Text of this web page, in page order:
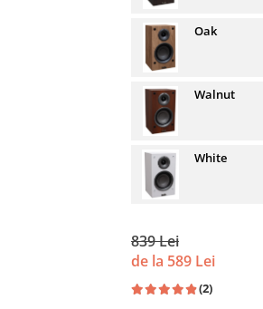
Oak
Walnut
White
839 Lei
de la 589 Lei
(2)